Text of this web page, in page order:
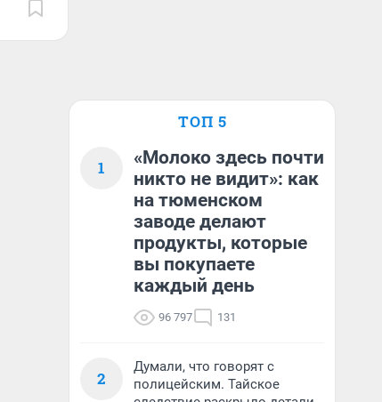
ТОП 5
1
«Молоко здесь почти
никто не видит»: как
на тюменском
заводе делают
продукты, которые
вы покупаете
каждый день
96 797 131
2
Думали, что говорят с
полицейским. Тайское